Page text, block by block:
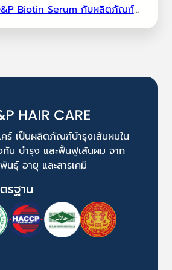
Serum กับผลิตภัณฑ์ดูแลเส้นผมอื่นๆ ได้หรือไม่
ร์ เป็นผลิตภัณฑ์บำรุงเส้นผมใน
น บำรุง และฟื้นฟูเส้นผม จาก
ธุ์ อายุ และสารเคมี
รฐาน